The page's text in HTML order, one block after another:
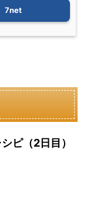
7net
ピ（2日目）